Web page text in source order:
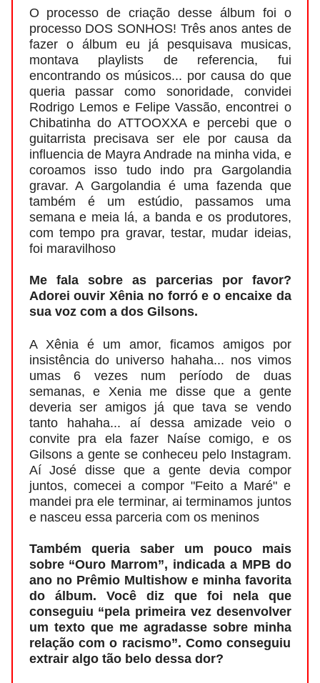
O processo de criação desse álbum foi o
processo DOS SONHOS! Três anos antes de
fazer o álbum eu já pesquisava musicas,
montava playlists de referencia, fui
encontrando os músicos... por causa do que
queria passar como sonoridade, convidei
Rodrigo Lemos e Felipe Vassão, encontrei o
Chibatinha do ATTOOXXA e percebi que o
guitarrista precisava ser ele por causa da
influencia de Mayra Andrade na minha vida, e
coroamos isso tudo indo pra Gargolandia
gravar. A Gargolandia é uma fazenda que
também é um estúdio, passamos uma
semana e meia lá, a banda e os produtores,
com tempo pra gravar, testar, mudar ideias,
foi maravilhoso
Me fala sobre as parcerias por favor?
Adorei ouvir Xênia no forró e o encaixe da
sua voz com a dos Gilsons.
A Xênia é um amor, ficamos amigos por
insistência do universo hahaha... nos vimos
umas 6 vezes num período de duas
semanas, e Xenia me disse que a gente
deveria ser amigos já que tava se vendo
tanto hahaha... aí dessa amizade veio o
convite pra ela fazer Naíse comigo, e os
Gilsons a gente se conheceu pelo Instagram.
Aí José disse que a gente devia compor
juntos, comecei a compor "Feito a Maré" e
mandei pra ele terminar, ai terminamos juntos
e nasceu essa parceria com os meninos
Também queria saber um pouco mais
sobre “Ouro Marrom”, indicada a MPB do
ano no Prêmio Multishow e minha favorita
do álbum. Você diz que foi nela que
conseguiu “pela primeira vez desenvolver
um texto que me agradasse sobre minha
relação com o racismo”. Como conseguiu
extrair algo tão belo dessa dor?